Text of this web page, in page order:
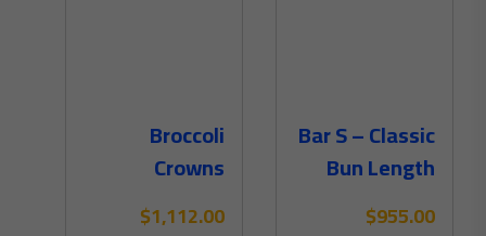
Bar S – Classic
Bun Length
Franks
$955.00
Broccoli
Crowns
$1,112.00